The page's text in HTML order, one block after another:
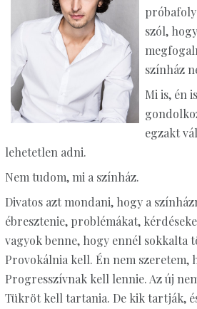
szól,
színház
Mi is, én
egzakt
lehetetlen adni.
Nem tudom, mi a színház.
Divatos azt mondani, hogy a
ébresztenie, problémákat,
vagyok benne, hogy ennél sokkalta
Provokálnia kell. Én nem szeretem,
Progresszívnak kell lennie. Az új
Tükröt kell tartania. De kik tartják,